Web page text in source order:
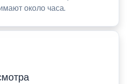
около часа.